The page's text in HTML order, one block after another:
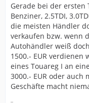
Gerade bei der ersten
Benziner, 2.5TDI,
die meisten Händler
verkaufen bzw. wenn
Autohändler weiß
1500.- EUR
eines Touareg I an
3000.- EUR oder auch
Geschäfte macht